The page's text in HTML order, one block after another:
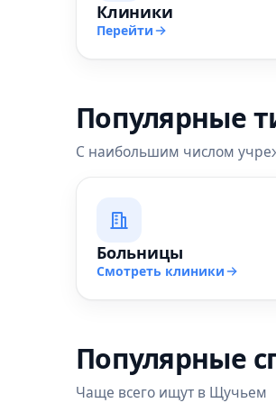
Клиники
Перейти
Популярные
С наибольшим числом
Больницы
Смотреть клиники
Популярные
Чаще всего ищут в Щучьем